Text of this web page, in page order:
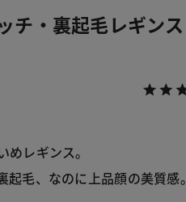
チ・裏起毛レギンス
レギンス。
毛、なのに上品顔の美質感。